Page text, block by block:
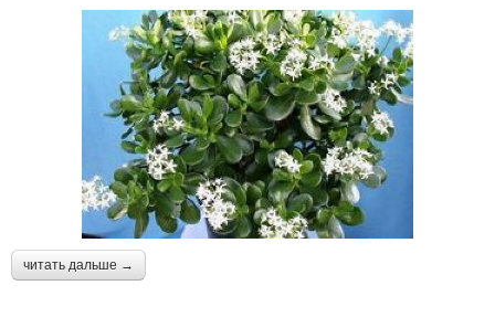
читать дальше →